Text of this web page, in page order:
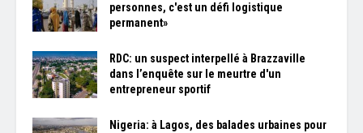
personnes, c'est un défi logistique
permanent»
RDC: un suspect interpellé à Brazzaville
dans l’enquête sur le meurtre d'un
entrepreneur sportif
Nigeria: à Lagos, des balades urbaines pour